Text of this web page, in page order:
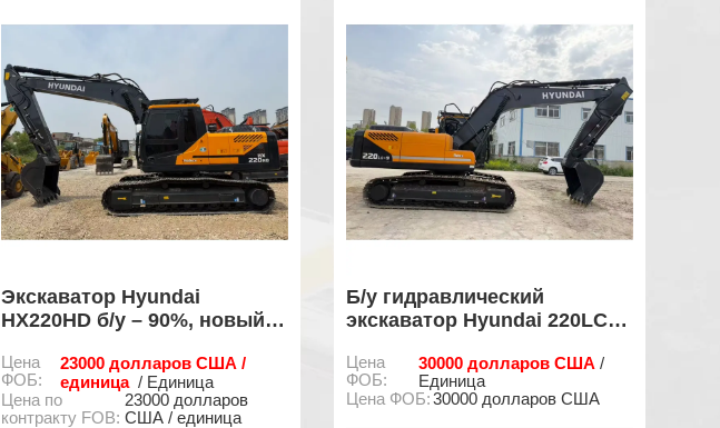
Экскаватор Hyundai
HX220HD б/у – 90%, новый,
Цена
ФОБ:
23000 долларов США /
единица / Единица
Цена по
контракту FOB:
23000 долларов
США / единица
Б/у гидравлический
экскаватор Hyundai 220LC-9,
готов к экспорту.
Цена
ФОБ:
30000 долларов США /
Единица
Цена ФОБ:30000 долларов США